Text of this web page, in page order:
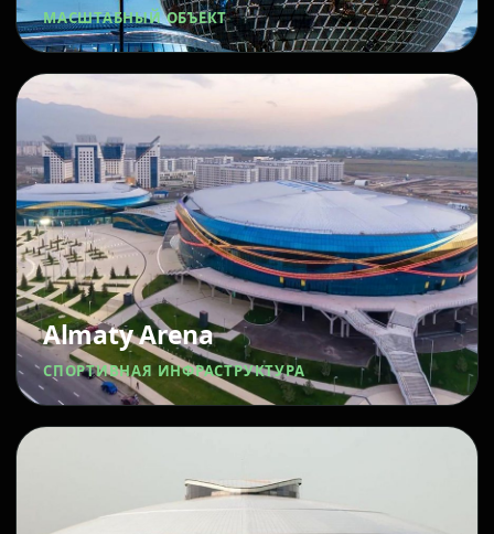
МАСШТАБНЫЙ ОБЪЕКТ
Almaty Arena
СПОРТИВНАЯ ИНФРАСТРУКТУРА